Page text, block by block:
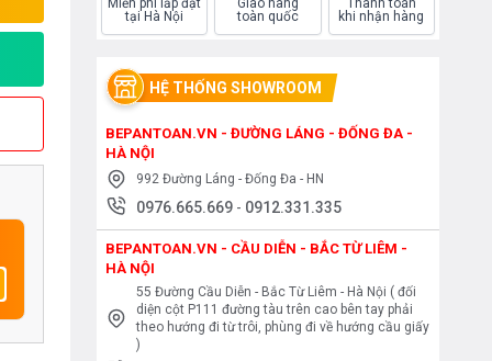
Miễn phí lắp đặt
tại Hà Nội
Giao hàng
toàn quốc
Thanh toán
khi nhận hàng
HỆ THỐNG SHOWROOM
BEPANTOAN.VN - ĐƯỜNG LÁNG - ĐỐNG ĐA -
HÀ NỘI
992 Đường Láng - Đống Đa - HN
0976.665.669 - 0912.331.335
BEPANTOAN.VN - CẦU DIỄN - BẮC TỪ LIÊM -
HÀ NỘI
55 Đường Cầu Diễn - Bắc Từ Liêm - Hà Nội ( đối
diện cột P111 đường tàu trên cao bên tay phải
theo hướng đi từ trôi, phùng đi về hướng cầu giấy
)